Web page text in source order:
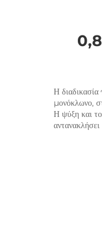
Η
μονόκλωνο,
Η ψύξη και